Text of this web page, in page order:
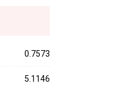
0.7573
5.1146